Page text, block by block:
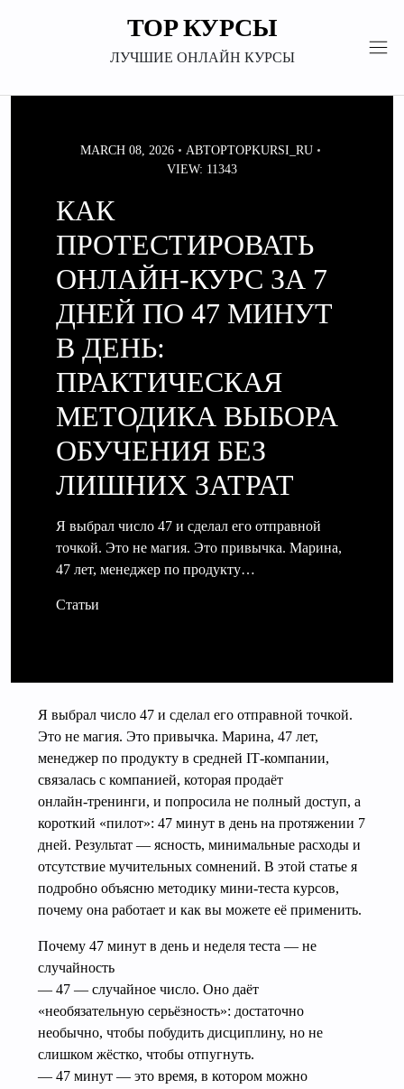
TOP КУРСЫ
ЛУЧШИЕ ОНЛАЙН КУРСЫ
MARCH 08, 2026 АВТОРTOPKURSI_RU
VIEW: 11343
КАК
ПРОТЕСТИРОВАТЬ
ОНЛАЙН‑КУРС ЗА 7
ДНЕЙ ПО 47 МИНУТ
В ДЕНЬ:
ПРАКТИЧЕСКАЯ
МЕТОДИКА ВЫБОРА
ОБУЧЕНИЯ БЕЗ
ЛИШНИХ ЗАТРАТ
Я выбрал число 47 и сделал его отправной
точкой. Это не магия. Это привычка. Марина,
47 лет, менеджер по продукту…
Статьи
Я выбрал число 47 и сделал его отправной точкой.
Это не магия. Это привычка. Марина, 47 лет,
менеджер по продукту в средней IT‑компании,
связалась с компанией, которая продаёт
онлайн‑тренинги, и попросила не полный доступ, а
короткий «пилот»: 47 минут в день на протяжении 7
дней. Результат — ясность, минимальные расходы и
отсутствие мучительных сомнений. В этой статье я
подробно объясню методику мини‑теста курсов,
почему она работает и как вы можете её применить.
Почему 47 минут в день и неделя теста — не
случайность
— 47 — случайное число. Оно даёт
«необязательную серьёзность»: достаточно
необычно, чтобы побудить дисциплину, но не
слишком жёстко, чтобы отпугнуть.
— 47 минут — это время, в котором можно